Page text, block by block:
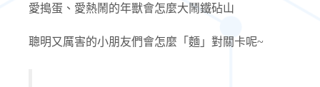
愛搗蛋、愛熱鬧的年獸會怎麼大鬧鐵砧山
聰明又厲害的小朋友們會怎麼「麵」對關卡呢~